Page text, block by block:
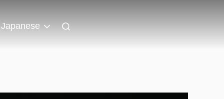
Japanese